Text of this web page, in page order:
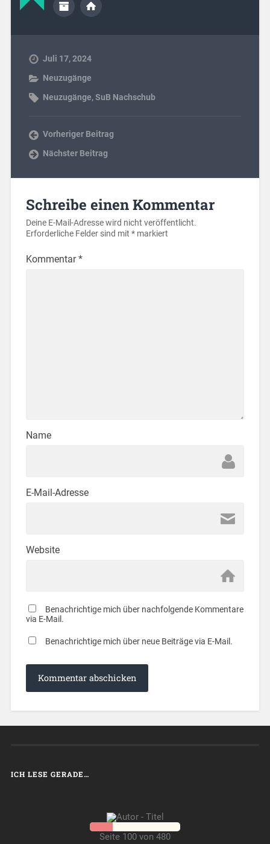
Juli 17, 2024
Neuzugänge
Neuzugänge,SuB Nachschub
Vorheriger Beitrag
Nächster Beitrag
Schreibe einen Kommentar
Deine E-Mail-Adresse wird nicht veröffentlicht.
Erforderliche Felder sind mit *markiert
Kommentar*
Name
E-Mail-Adresse
Website
Benachrichtige mich über nachfolgende Kommentare
via E-Mail.
Benachrichtige mich über neue Beiträge via E-Mail.
ICH LESE GERADE…
Seite 100 von 480